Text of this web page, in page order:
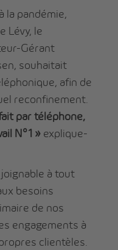
la pandémie,
Lévy, le
Gérant
souhaitait
afin de
reconfinement.
par téléphone,
N°1 » explique-
à tout
besoins
de nos
engagements à
clientèles.